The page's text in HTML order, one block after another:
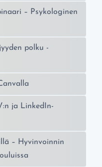
– Psykologinen
polku -
ja LinkedIn-
– Hyvinvoinnin